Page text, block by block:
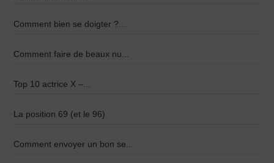
Comment bien se doigter ?...
Comment faire de beaux nu...
Top 10 actrice X –...
La position 69 (et le 96)
Comment envoyer un bon se...